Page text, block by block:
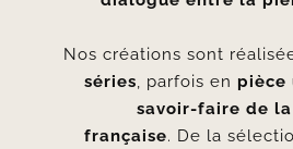
Nos créations sont
séries, parfois en pièce
savoir-faire de
française. De la